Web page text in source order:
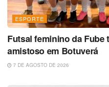
ESPORTE
Futsal feminino da
amistoso em Botuverá
7 DE AGOSTO DE 2026